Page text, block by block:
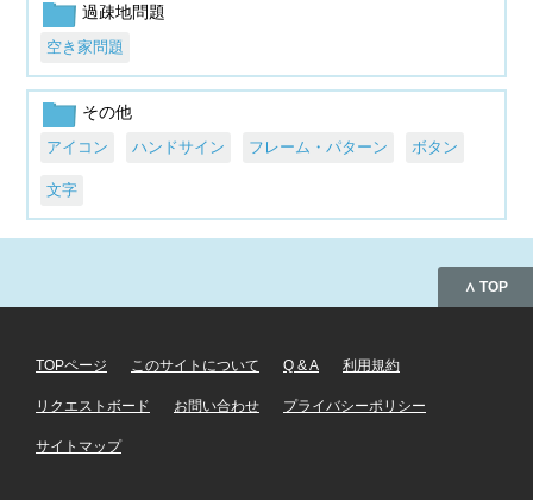
過疎地問題
空き家問題
その他
アイコン ハンドサイン フレーム・パターン ボタン
文字
∧ TOP
TOPページ このサイトについて Q & A 利用規約
リクエストボード お問い合わせ プライバシーポリシー
サイトマップ